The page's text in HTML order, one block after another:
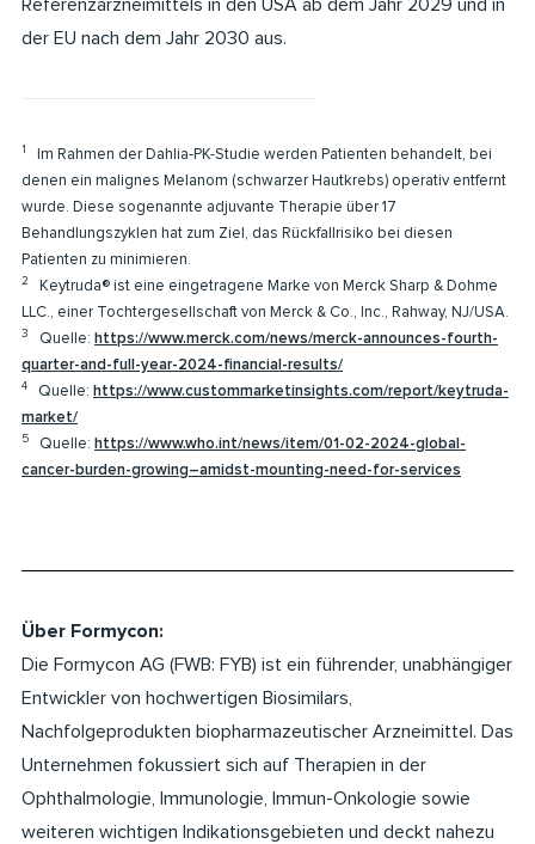
Referenzarzneimittels in den USA ab dem Jahr 2029 und in
der EU nach dem Jahr 2030 aus.
1
Im Rahmen der Dahlia-PK-Studie werden Patienten behandelt, bei
denen ein malignes Melanom (schwarzer Hautkrebs) operativ entfernt
wurde. Diese sogenannte adjuvante Therapie über 17
Behandlungszyklen hat zum Ziel, das Rückfallrisiko bei diesen
Patienten zu minimieren.
2
Keytruda® ist eine eingetragene Marke von Merck Sharp & Dohme
LLC., einer Tochtergesellschaft von Merck & Co., Inc., Rahway, NJ/USA.
3 Quelle: https://www.merck.com/news/merck-announces-fourth-
quarter-and-full-year-2024-financial-results/
4 Quelle: https://www.custommarketinsights.com/report/keytruda-
market/
5 Quelle: https://www.who.int/news/item/01-02-2024-global-
cancer-burden-growing–amidst-mounting-need-for-services
Über Formycon:
Die Formycon AG (FWB: FYB) ist ein führender, unabhängiger
Entwickler von hochwertigen Biosimilars,
Nachfolgeprodukten biopharmazeutischer Arzneimittel. Das
Unternehmen fokussiert sich auf Therapien in der
Ophthalmologie, Immunologie, Immun-Onkologie sowie
weiteren wichtigen Indikationsgebieten und deckt nahezu